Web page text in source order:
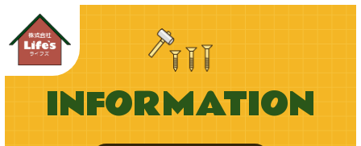
INFORMATION